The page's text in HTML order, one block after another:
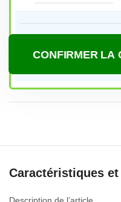
Caractéristiques
Description de l’article